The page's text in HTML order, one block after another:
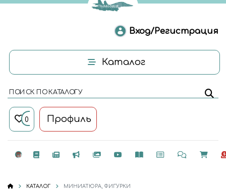
Вход/Регистрация
Каталог
ПОИСК ПО КАТАЛОГУ
0 Профиль
КАТАЛОГ МИНИАТЮРА, ФИГУРКИ